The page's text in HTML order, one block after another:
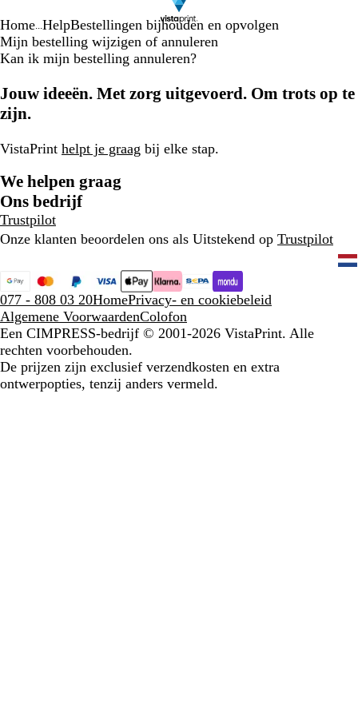
Home HelpBestellingen bijhouden en opvolgen
Mijn bestelling wijzigen of annuleren
Kan ik mijn bestelling annuleren?
Jouw ideeën. Met zorg uitgevoerd. Om trots op te
zijn.
VistaPrint helpt je graag bij elke stap.
We helpen graag
Ons bedrijf
Trustpilot
Onze klanten beoordelen ons als Uitstekend op Trustpilot
077 - 808 03 20HomePrivacy- en cookiebeleid
Algemene VoorwaardenColofon
Een CIMPRESS-bedrijf © 2001-2026 VistaPrint. Alle
rechten voorbehouden.
De prijzen zijn exclusief verzendkosten en extra
ontwerpopties, tenzij anders vermeld.